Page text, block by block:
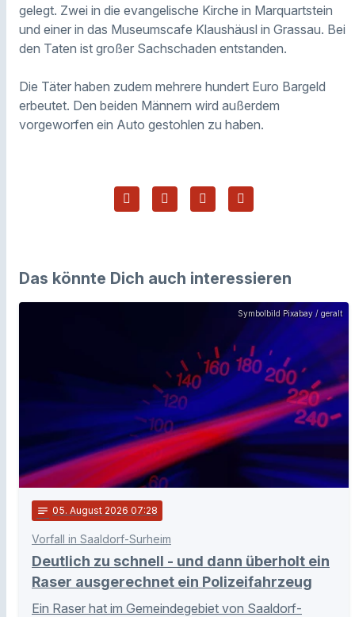
gelegt. Zwei in die evangelische Kirche in Marquartstein
und einer in das Museumscafe Klaushäusl in Grassau. Bei
den Taten ist großer Sachschaden entstanden.
Die Täter haben zudem mehrere hundert Euro Bargeld
erbeutet. Den beiden Männern wird außerdem
vorgeworfen ein Auto gestohlen zu haben.
Das könnte Dich auch interessieren
Symbolbild Pixabay / geralt
notes 05. August 2026 07:28
Vorfall in Saaldorf-Surheim
Deutlich zu schnell - und dann überholt ein
Raser ausgerechnet ein Polizeifahrzeug
Ein Raser hat im Gemeindegebiet von Saaldorf-